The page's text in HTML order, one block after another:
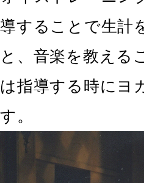
導することで生計
と、音楽を教える
は指導する時にヨ
す。